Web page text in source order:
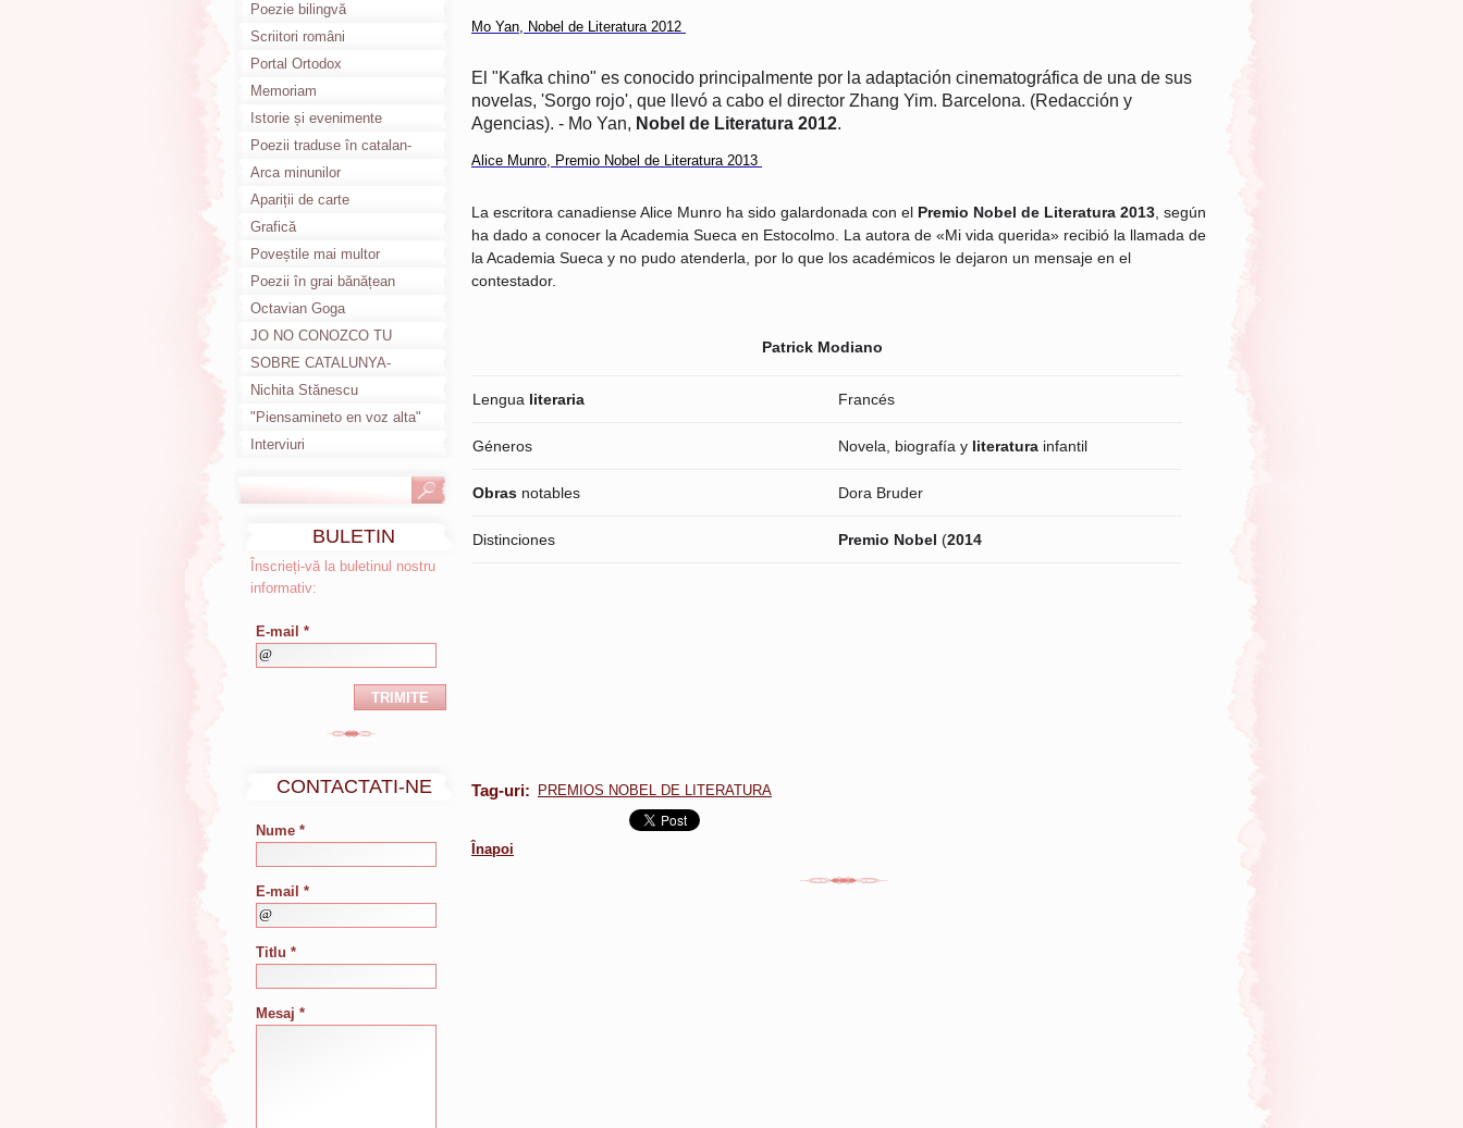
Mo Yan, Nobel de Literatura 2012
El "Kafka chino" es conocido principalmente por la adaptación cinematográfica de una de sus
novelas, 'Sorgo rojo', que llevó a cabo el director Zhang Yim. Barcelona. (Redacción y
Agencias). - Mo Yan, Nobel de Literatura 2012.
Alice Munro, Premio Nobel de Literatura 2013
La escritora canadiense Alice Munro ha sido galardonada con el Premio Nobel de Literatura 2013 , según
ha dado a conocer la Academia Sueca en Estocolmo. La autora de «Mi vida querida» recibió la llamada de
la Academia Sueca y no pudo atenderla, por lo que los académicos le dejaron un mensaje en el
contestador.
Patrick Modiano
Lengua literaria Francés
Géneros Novela, biografía y literatura infantil
Obras notables Dora Bruder
Distinciones Premio Nobel (2014
Tag-uri: PREMIOS NOBEL DE LITERATURA
Înapoi
Poezie bilingvă
Scriitori români
Portal Ortodox
Memoriam
Istorie și evenimente
Poezii traduse în catalan-
Poemas en català
Arca minunilor
Apariții de carte
Grafică
Poveștile mai multor
anotimpuri
Poezii în grai bănățean
Octavian Goga
JO NO CONOZCO TU
HISTORIA
SOBRE CATALUNYA-
DESPRE CATALUNIA
Nichita Stănescu
"Piensamineto en voz alta"
Interviuri
BULETIN
INFORMATIV
Înscrieți-vă la buletinul nostru
informativ:
E-mail *
CONTACTATI-NE
Nume *
E-mail *
Titlu *
Mesaj *